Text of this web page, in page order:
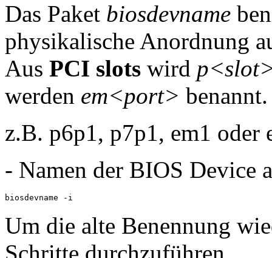
Das Paket biosdevname
physikalische Anordnung
Aus PCI slots wird
werden em<port> benannt.
z.B. p6p1, p7p1, em1 oder
- Namen der BIOS Device
biosdevname -i
Um die alte Benennung